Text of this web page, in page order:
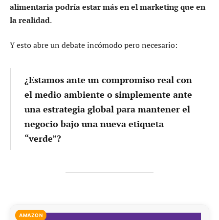
alimentaria podría estar más en el marketing que en
la realidad.
Y esto abre un debate incómodo pero necesario:
¿Estamos ante un compromiso real con
el medio ambiente o simplemente ante
una estrategia global para mantener el
negocio bajo una nueva etiqueta
“verde”?
AMAZON